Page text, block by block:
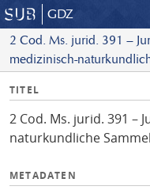
GDZ
2 Cod. Ms. jurid. 391 –
medizinisch-
I
f
o
TITEL
2 Cod. Ms. jurid. 391 –
naturkundliche
METADATEN